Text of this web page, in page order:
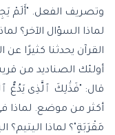
وتصريف الفعل. "أَلَمْ
لماذا السؤال الآخر؟
القرآن يحدثنا كثيرًا
أولئك الصناديد من
قال: "فَذَٰلِكَ ٱلَّذِى يَدُعُّ
أكثر من موضع. لماذا
مَقْرَبَةٍ"؟ لماذا اليتيم؟